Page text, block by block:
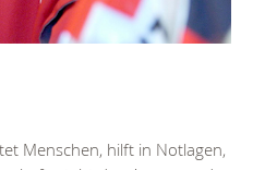
Menschen, hilft in Notlagen,